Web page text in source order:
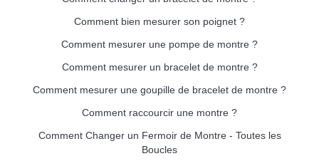
Comment bien mesurer son poignet ?
Comment mesurer une pompe de montre ?
Comment mesurer un bracelet de montre ?
Comment mesurer une goupille de bracelet de montre ?
Comment raccourcir une montre ?
Comment Changer un Fermoir de Montre - Toutes les
Boucles